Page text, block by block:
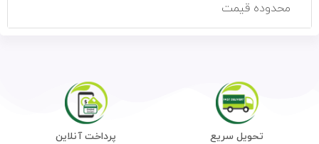
محدوده قیمت
تحویل سریع پرداخت آنلاین